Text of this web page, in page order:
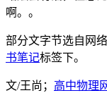
啊。。
部分文字节选自网
书笔记标签下。
文/王尚； 高中物理